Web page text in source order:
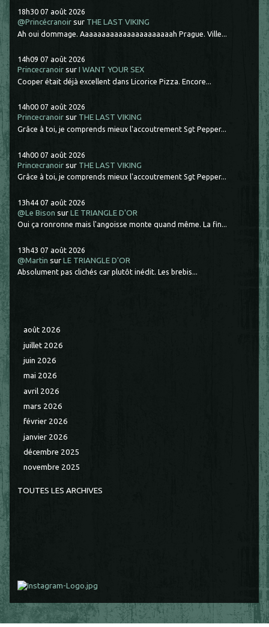
18h30 07 août 2026
@Princécranoir sur THE LAST VIKING
Ah oui dommage. Aaaaaaaaaaaaaaaaaaaaaah Prague. Ville...
14h09 07 août 2026
Princecranoir surI WANT YOUR SEX
Cooper était déjà excellent dans Licorice Pizza. Encore...
14h00 07 août 2026
Princecranoir sur THE LAST VIKING
Grâce à toi, je comprends mieux l'accoutrement Sgt Pepper...
14h00 07 août 2026
Princecranoir sur THE LAST VIKING
Grâce à toi, je comprends mieux l'accoutrement Sgt Pepper...
13h44 07 août 2026
@Le Bison surLE TRIANGLE D'OR
Oui ça ronronne mais l'angoisse monte quand même. La fin...
13h43 07 août 2026
@Martin surLE TRIANGLE D'OR
Absolument pas clichés car plutôt inédit. Les brebis...
août 2026
juillet 2026
juin 2026
mai 2026
avril 2026
mars 2026
février 2026
janvier 2026
décembre 2025
novembre 2025
TOUTES LES ARCHIVES